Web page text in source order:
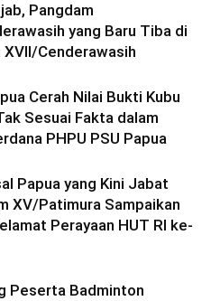
Pangdam
yang Baru Tiba di
XVII/Cenderawasih
Cerah Nilai Bukti Kubu
Sesuai Fakta dalam
PHPU PSU Papua
Papua yang Kini Jabat
XV/Patimura Sampaikan
Perayaan HUT RI ke-
Peserta Badminton